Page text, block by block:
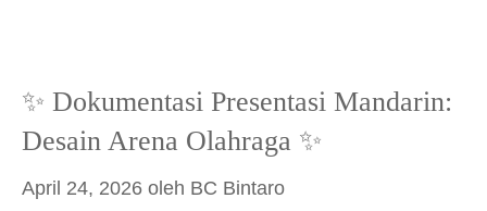
✨ Dokumentasi Presentasi Mandarin:
Desain Arena Olahraga ✨
April 24, 2026 oleh BC Bintaro